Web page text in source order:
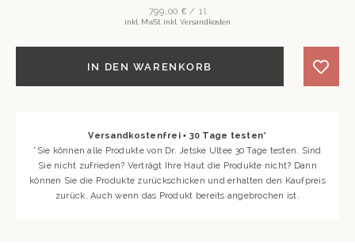
799,00 € / 1l
inkl. MwSt. inkl. Versandkosten
IN DEN WARENKORB
Versandkostenfrei • 30 Tage testen*
*Sie können alle Produkte von Dr. Jetske Ultee 30 Tage testen. Sind
Sie nicht zufrieden? Verträgt Ihre Haut die Produkte nicht? Dann
können Sie die Produkte zurückschicken und erhalten den Kaufpreis
zurück. Auch wenn das Produkt bereits angebrochen ist.